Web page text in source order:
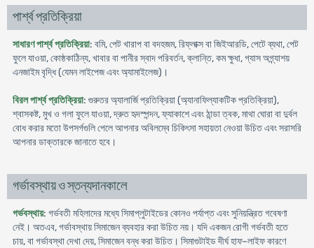
পার্শ্ব প্রতিক্রিয়া
সাধারণ পার্শ্ব প্রতিক্রিয়া: বমি, পেট খারাপ বা বদহজম, রিফ্লাক্স বা জিইআরডি, পেটে ব্যথা, পেট
ফুলে যাওয়া, কোষ্ঠকাঠিন্য, খাবার বা পানীর স্বাদ পরিবর্তন, ক্লান্তি, কম ক্ষুধা, গ্যাস অগ্ন্যাশয়
এনজাইম বৃদ্ধি (যেমন লাইপেজ এবং অ্যামাইলেজ)।
বিরল পার্শ্ব প্রতিক্রিয়া: গুরুতর অ্যালার্জি প্রতিক্রিয়া (অ্যানাফিল্যাকটিক প্রতিক্রিয়া),
শ্বাসকষ্ট, মুখ ও গলা ফুলে যাওয়া, দ্রুত হৃদস্পন্দন, ফ্যাকাশে এবং ঠান্ডা ত্বক, মাথা ঘোরা বা দুর্বল
বোধ করার মতো উপসর্গগুলি পেলে আপনার অবিলম্বে চিকিৎসা সহায়তা নেওয়া উচিত এবং সরাসরি
আপনার ডাক্তারকে জানাতে হবে।
গর্ভাবস্থায় ও স্তন্যদানকালে
গর্ভবস্থায়: গর্ভবতী মহিলাদের মধ্যে সিমাপ্লুটাইডের কোনও পর্যাপ্ত এবং সুনিয়ন্ত্রিত গবেষণা
নেই। অতএব, গর্ভাবস্থায় সিমাজেন ব্যবহার করা উচিত নয়। যদি একজন রোগী গর্ভবতী হতে
চায়, বা গর্ভাবস্থা দেখা দেয়, সিমাজেন বন্ধ করা উচিত। সিমাগুটাইড দীর্ঘ হাফ-লাইফ কারণে